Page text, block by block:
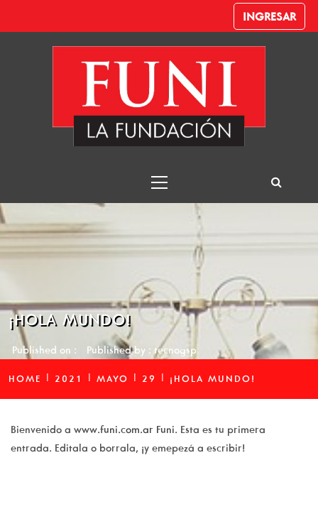
INGRESAR
Productor de
Seguros
¡HOLA MUNDO!
Published on : Published by : tecnogsp
HOME 2021 MAYO 29 ¡HOLA MUNDO!
Bienvenido a www.funi.com.ar Funi. Esta es tu primera
entrada. Editala o borrala, ¡y emepezá a escribir!